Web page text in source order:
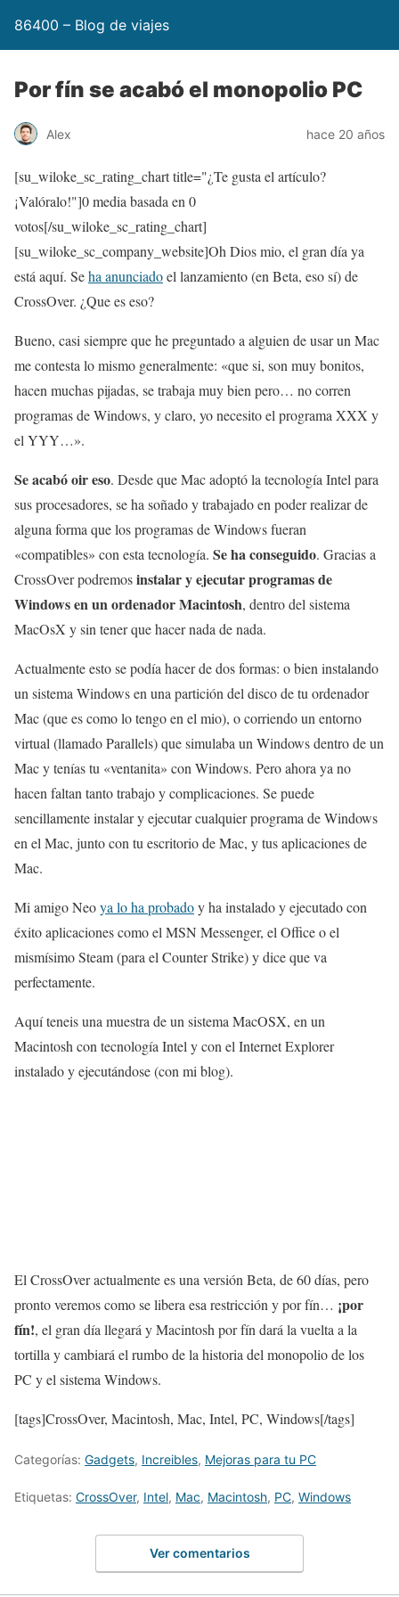
86400 – Blog de viajes
Por fín se acabó el monopolio PC
Alex hace 20 años
[su_wiloke_sc_rating_chart title="¿Te gusta el artículo?
¡Valóralo!"]0media basada en 0
votos[/su_wiloke_sc_rating_chart]
[su_wiloke_sc_company_website]Oh Dios mio, el gran día ya
está aquí. Seha anunciadoel lanzamiento (en Beta, eso sí) de
CrossOver. ¿Que es eso?
Bueno, casi siempre que he preguntado a alguien de usar un Mac
me contesta lo mismo generalmente: «que si, son muy bonitos,
hacen muchas pijadas, se trabaja muy bien pero… no corren
programas de Windows, y claro, yo necesito el programa XXX y
el YYY…».
Se acabó oir eso. Desde que Mac adoptó la tecnología Intel para
sus procesadores, se ha soñado y trabajado en poder realizar de
alguna forma que los programas de Windows fueran
«compatibles» con esta tecnología. Se ha conseguido. Gracias a
CrossOver podremosinstalar y ejecutar programas de
Windows en un ordenador Macintosh, dentro del sistema
MacOsX y sin tener que hacer nada de nada.
Actualmente esto se podía hacer de dos formas: o bien instalando
un sistema Windows en una partición del disco de tu ordenador
Mac (que es como lo tengo en el mio), o corriendo un entorno
virtual (llamado Parallels) que simulaba un Windows dentro de un
Mac y tenías tu «ventanita» con Windows. Pero ahora ya no
hacen faltan tanto trabajo y complicaciones. Se puede
sencillamente instalar y ejecutar cualquier programa de Windows
en el Mac, junto con tu escritorio de Mac, y tus aplicaciones de
Mac.
Mi amigo Neoya lo ha probadoy ha instalado y ejecutado con
éxito aplicaciones como el MSN Messenger, el Office o el
mismísimo Steam (para el Counter Strike) y dice que va
perfectamente.
Aquí teneis una muestra de un sistema MacOSX, en un
Macintosh con tecnología Intel y con el Internet Explorer
instalado y ejecutándose (con mi blog).
El CrossOver actualmente es una versión Beta, de 60 días, pero
pronto veremos como se libera esa restricción y por fín… ¡por
fín!, el gran día llegará y Macintosh por fín dará la vuelta a la
tortilla y cambiará el rumbo de la historia del monopolio de los
PC y el sistema Windows.
[tags]CrossOver, Macintosh, Mac, Intel, PC, Windows[/tags]
Categorías: Gadgets, Increibles, Mejoras para tu PC
Etiquetas: CrossOver, Intel, Mac, Macintosh, PC, Windows
Ver comentarios